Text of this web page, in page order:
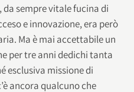
sempre vitale fucina di
e innovazione, era però
Ma è mai accettabile un
per tre anni dedichi tanta
esclusiva missione di
ancora qualcuno che